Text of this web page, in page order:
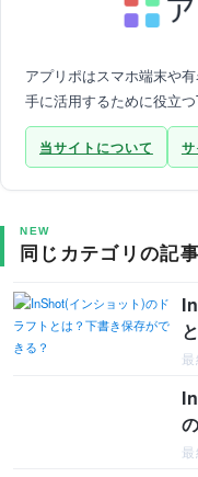
アプリポはスマホ端末や
手に活用するために役立
当サイトについて
NEW
同じカテゴリの記事